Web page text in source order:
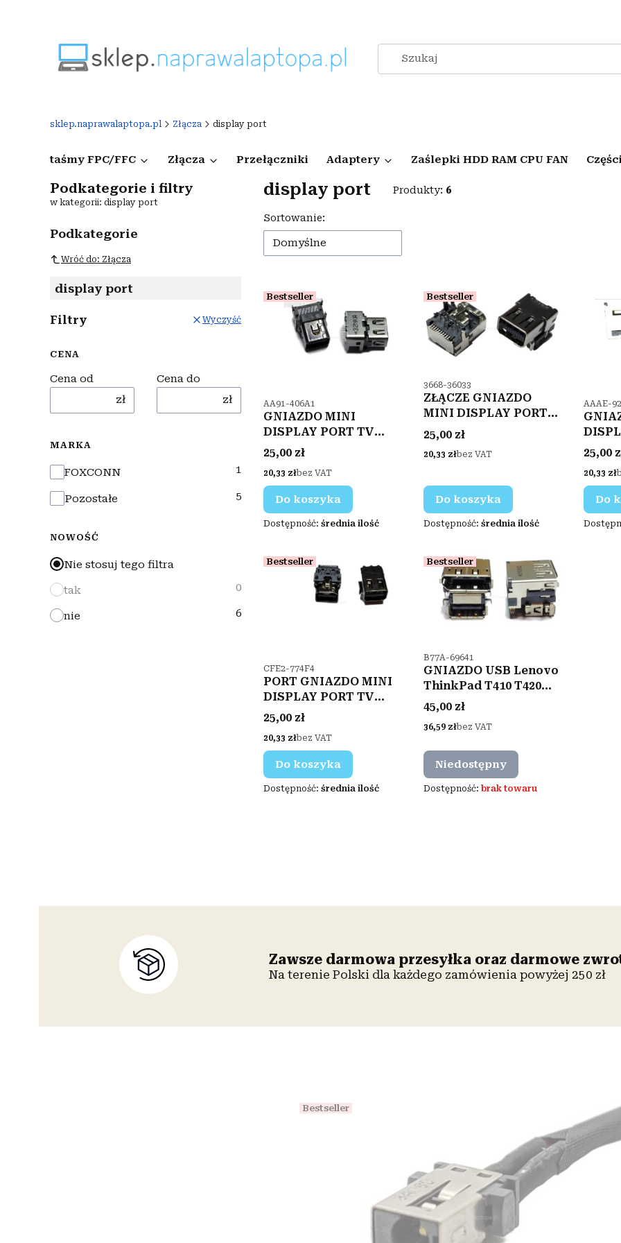
sklep.naprawalaptopa.pl Złącza display port
taśmy FPC/FFC Złącza Przełączniki Adaptery Zaślepki HDD RAM CPU FAN
Podkategorie i filtry
w kategorii: display port
Podkategorie
Wróć do: Złącza
display port
Filtry Wyczyść
CENA
Cena od
zł
Cena do
zł
MARKA
Marka
FOXCONN 1
Pozostałe 5
NOWOŚĆ
Nie stosuj tego filtra
tak 0
nie 6
display port Produkty: 6
Lista produktów
Sortowanie:
Domyślne
Bestseller
Kod produktu
AA91-406A1
GNIAZDO MINI
DISPLAY PORT TV
VIDEO ULTRABOOK
Cena
25,00 zł
Cena
20,33 złbez VAT
Do koszyka
Dostępność: średnia ilość
Bestseller
Kod produktu
3668-36033
ZŁĄCZE GNIAZDO
MINI DISPLAY PORT
TV VIDEO TABLET
Cena
25,00 zł
Cena
20,33 złbez VAT
Do koszyka
Dostępność: średnia ilość
Kod
AAAE-
Cena
25,00
Cena
20,33 zł
Do
Bestseller
Kod produktu
CFE2-774F4
PORT GNIAZDO MINI
DISPLAY PORT TV
VIDEO SMT 20P
Cena
25,00 zł
Cena
20,33 złbez VAT
Do koszyka
Dostępność: średnia ilość
Bestseller
Kod produktu
B77A-69641
GNIAZDO USB Lenovo
ThinkPad T410 T420
Display Port
Cena
45,00 zł
Cena
36,59 złbez VAT
Niedostępny
Dostępność: brak towaru
Zawsze darmowa przesyłka oraz darmowe
Na terenie Polski dla każdego zamówienia powyżej 250 zł
Bestseller